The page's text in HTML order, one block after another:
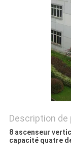
PRIVACY
Description de
8 ascenseur
capacité quatre